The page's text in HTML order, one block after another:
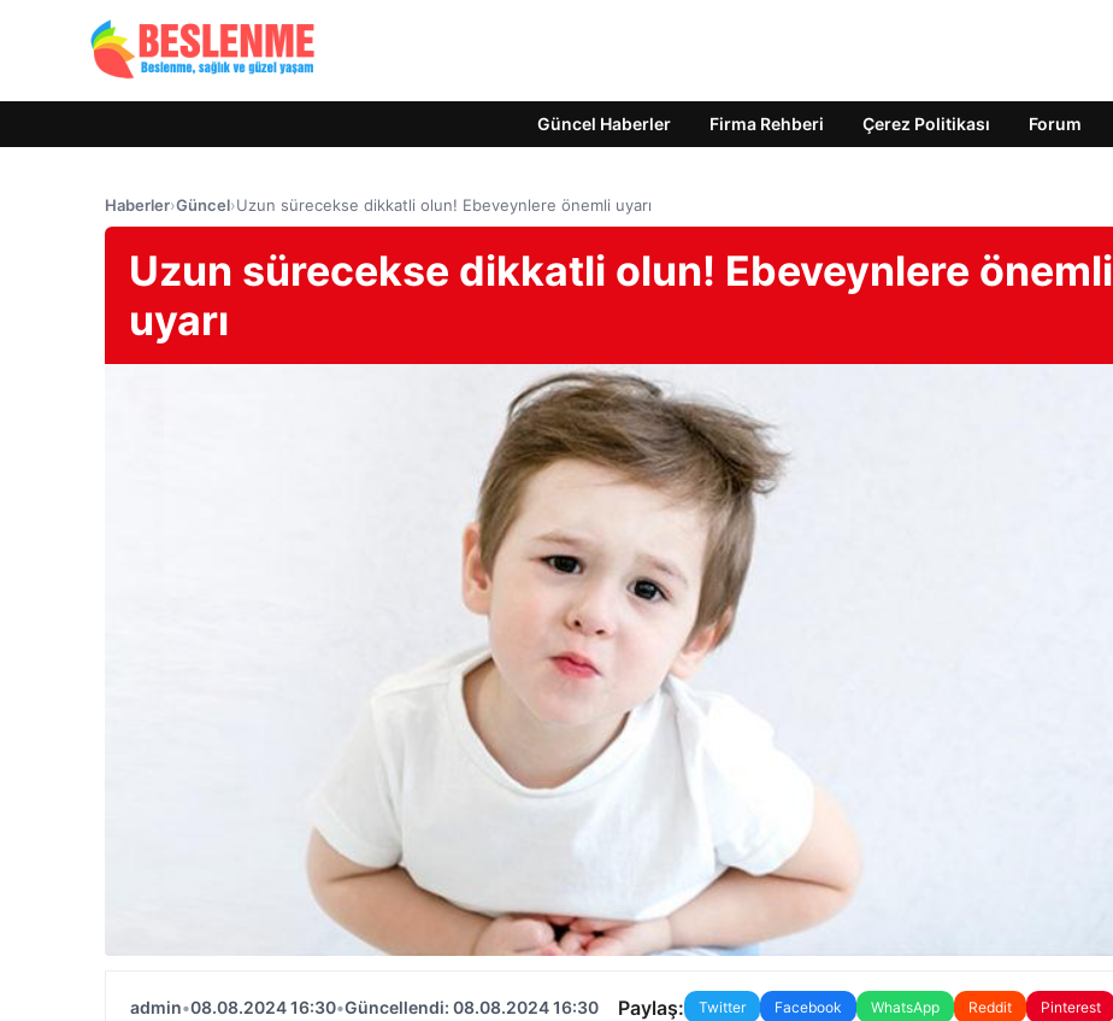
Güncel Haberler Firma Rehberi Çerez Politikası Forum
Haberler›Güncel›Uzun sürecekse dikkatli olun! Ebeveynlere önemli uyarı
Uzun sürecekse dikkatli olun! Ebeveynlere önemli
uyarı
admin•08.08.2024 16:30•Güncellendi: 08.08.2024 16:30 Paylaş: Twitter Facebook WhatsApp Reddit Pinterest